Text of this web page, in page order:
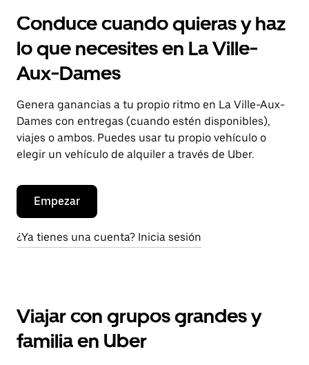
Conduce cuando quieras y haz
lo que necesites en La Ville-
Aux-Dames
Genera ganancias a tu propio ritmo en La Ville-Aux-
Dames con entregas (cuando estén disponibles),
viajes o ambos. Puedes usar tu propio vehículo o
elegir un vehículo de alquiler a través de Uber.
Empezar
¿Ya tienes una cuenta? Inicia sesión
Viajar con grupos grandes y
familia en Uber